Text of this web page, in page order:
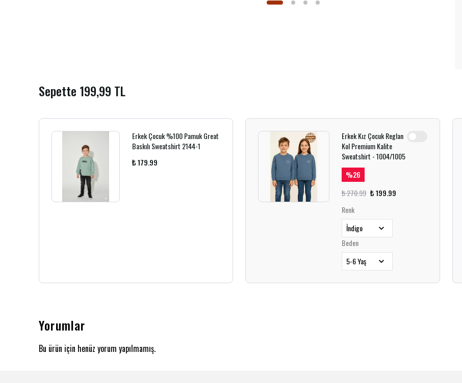
Sepette 199,99 TL
Erkek Çocuk %100 Pamuk Great
Baskılı Sweatshirt 2144-1
₺ 179.99
Erkek Kız Çocuk Reglan
Kol Premium Kalite
Sweatshirt - 1004/1005
%26
₺ 270.99 ₺ 199.99
Renk
Beden
Yorumlar
Bu ürün için henüz yorum yapılmamış.